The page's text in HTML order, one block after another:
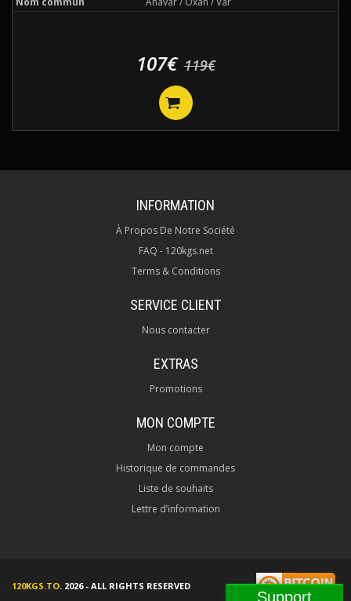
Support
107€ 119€
INFORMATION
À Propos De Notre Société
FAQ - 120kgs.net
Terms & Conditions
SERVICE CLIENT
Nous contacter
EXTRAS
Promotions
MON COMPTE
Mon compte
Historique de commandes
Liste de souhaits
Lettre d’information
120KGS.TO. 2026 - ALL RIGHTS RESERVED